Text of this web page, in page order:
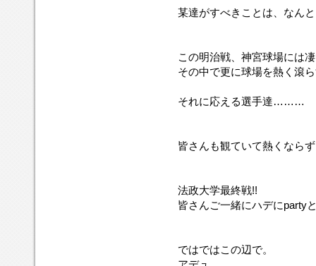
某達がすべきことは、なん
この明治戦、神宮球場には
その中で更に球場を熱く滾
それに応える選手達………
皆さんも観ていて熱くなら
法政大学最終戦!!
皆さんご一緒にハデにparty
ではではこの辺で。